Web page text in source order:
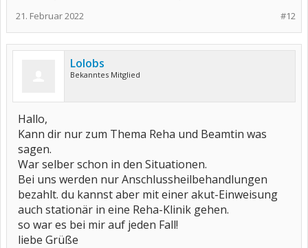
#12
21. Februar 2022
Lolobs
Bekanntes Mitglied
Hallo,
Kann dir nur zum Thema Reha und Beamtin was
sagen.
War selber schon in den Situationen.
Bei uns werden nur Anschlussheilbehandlungen
bezahlt. du kannst aber mit einer akut-Einweisung
auch stationär in eine Reha-Klinik gehen.
so war es bei mir auf jeden Fall!
liebe Grüße